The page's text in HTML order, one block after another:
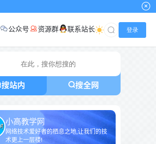
公众号 资源群 联系站长 登录
搜站内 搜全网
小高教学网
网络技术爱好者的栖息之地,让我们的技
术更上一层楼!